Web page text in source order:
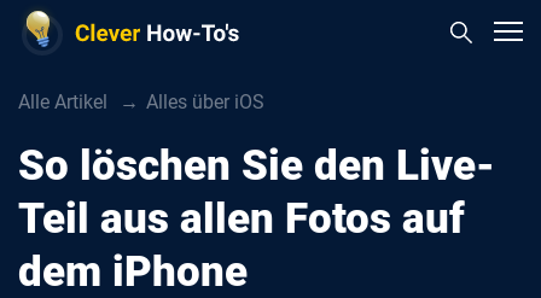
Alle Artikel Alles über iOS
So löschen Sie den Live-
Teil aus allen Fotos auf
dem iPhone